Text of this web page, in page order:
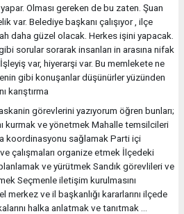
Olması gereken de bu zaten. Şuan
var. Belediye başkanı çalışıyor , ilçe
daha güzel olacak. Herkes işini yapacak.
sorular sorarak insanları in arasına nifak
var, hiyerarşi var. Bu memlekete ne
gibi konuşanlar düşünürler yüzünden
karıştırma
görevlerini yazıyorum öğren bunları;
kurmak ve yönetmek Mahalle temsilcileri
koordinasyonu sağlamak Parti içi
çalışmaları organize etmek İlçedeki
ve yürütmek Sandık görevlileri ve
Seçmenle iletişim kurulmasını
merkez ve il başkanlığı kararlarını ilçede
halka anlatmak ve tanıtmak ...